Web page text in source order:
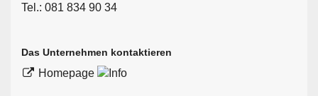
Tel.: 081 834 90 34
Das Unternehmen kontaktieren
Homepage